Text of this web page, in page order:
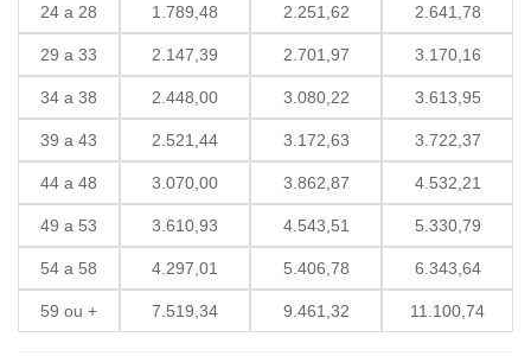
24 a 28 1.789,48 2.251,62 2.641,78
29 a 33 2.147,39 2.701,97 3.170,16
34 a 38 2.448,00 3.080,22 3.613,95
39 a 43 2.521,44 3.172,63 3.722,37
44 a 48 3.070,00 3.862,87 4.532,21
49 a 53 3.610,93 4.543,51 5.330,79
54 a 58 4.297,01 5.406,78 6.343,64
59 ou + 7.519,34 9.461,32 11.100,74